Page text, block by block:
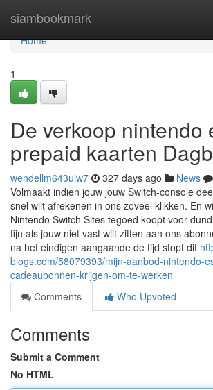
siambookmark
Home
Home
1
De verkoop nintendo
prepaid kaarten
wendellm643uiw7 327 days ago News
Volmaakt indien jouw jouw Switch-console
snel wilt afrekenen in ons zoveel klikken. En
Nintendo Switch Sites tegoed koopt voor
fijn als jouw niet vast wilt zitten aan ons
na het eindigen aangaande de tijd stopt dit
blogs.com/58079393/mijn-aanbod-nintendo-
cadeaubonnen-krijgen-om-te-werken
Comments
Who Upvoted
Comments
Submit a Comment
No HTML